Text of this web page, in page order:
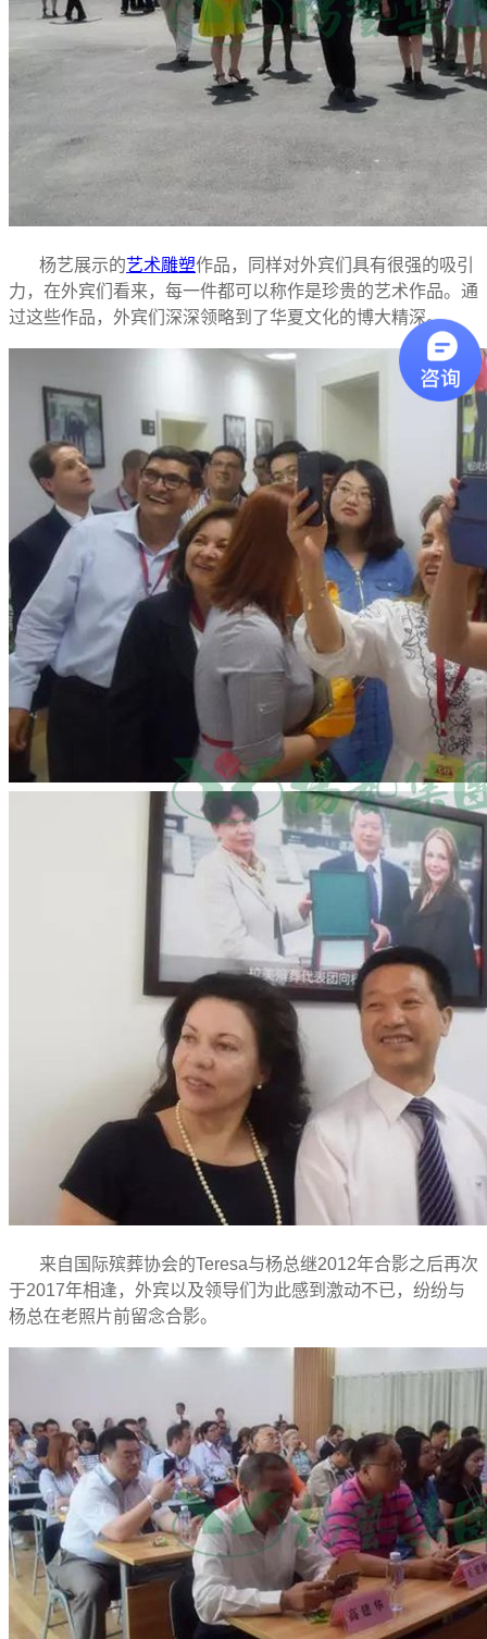
杨艺展示的艺术雕塑作品，同样对外宾们具有很强的吸引
力，在外宾们看来，每一件都可以称作是珍贵的艺术作品。通
过这些作品，外宾们深深领略到了华夏文化的博大精深。
来自国际殡葬协会的Teresa与杨总继2012年合影之后再次
于2017年相逢，外宾以及领导们为此感到激动不已，纷纷与
杨总在老照片前留念合影。